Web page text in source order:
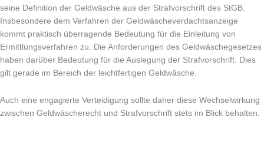
seine Definition der Geldwäsche aus der Strafvorschrift des StGB.
Insbesondere dem Verfahren der Geldwäscheverdachtsanzeige
kommt praktisch überragende Bedeutung für die Einleitung von
Ermittlungsverfahren zu. Die Anforderungen des Geldwäschegesetzes
haben darüber Bedeutung für die Auslegung der Strafvorschrift. Dies
gilt gerade im Bereich der leichtfertigen Geldwäsche.
Auch eine engagierte Verteidigung sollte daher diese Wechselwirkung
zwischen Geldwäscherecht und Strafvorschrift stets im Blick behalten.